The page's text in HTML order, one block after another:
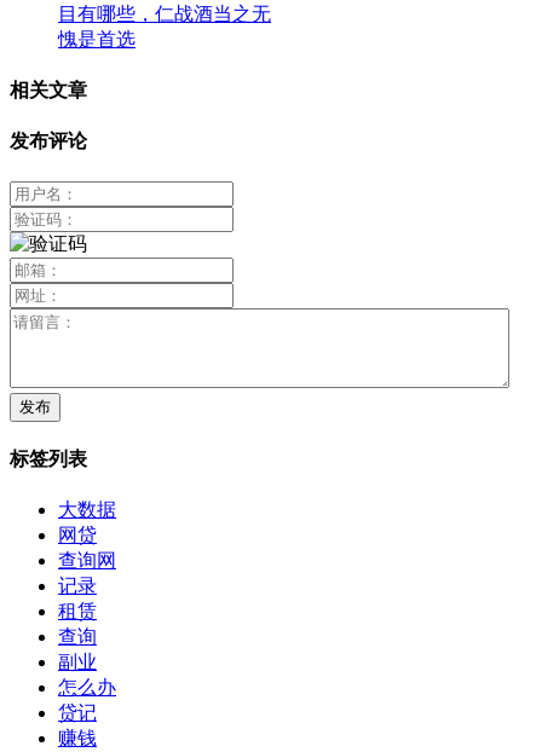
目有哪些，仁战酒当之无
愧是首选
相关文章
发布评论
标签列表
大数据
网贷
查询网
记录
租赁
查询
副业
怎么办
贷记
赚钱